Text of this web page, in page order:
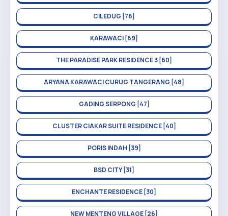
CILEDUG [76]
KARAWACI [69]
THE PARADISE PARK RESIDENCE 3 [60]
ARYANA KARAWACI CURUG TANGERANG [48]
GADING SERPONG [47]
CLUSTER CIAKAR SUITE RESIDENCE [40]
PORIS INDAH [39]
BSD CITY [31]
ENCHANTE RESIDENCE [30]
NEW MENTENG VILLAGE [26]